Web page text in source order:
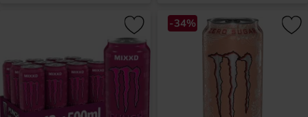
-34%